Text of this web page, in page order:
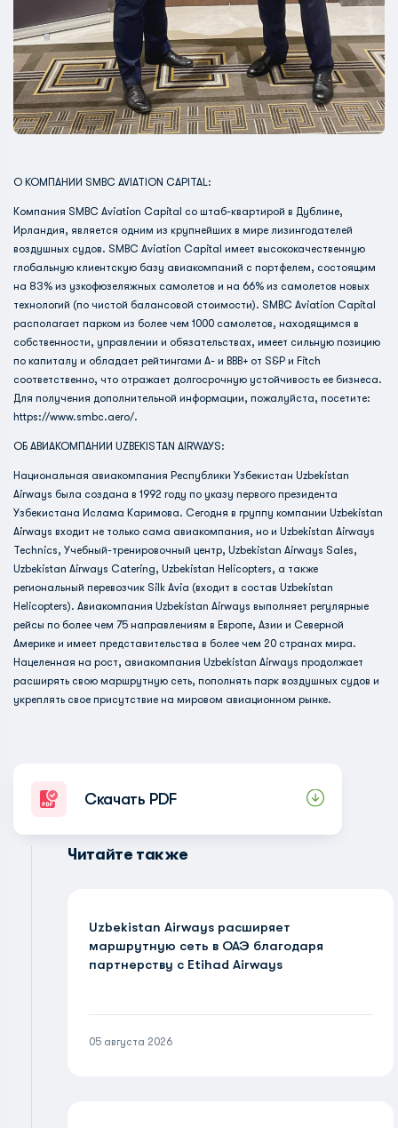
О КОМПАНИИ SMBC AVIATION CAPITAL:
Компания SMBC Aviation Capital со штаб-квартирой в Дублине,
Ирландия, является одним из крупнейших в мире лизингодателей
воздушных судов. SMBC Aviation Capital имеет высококачественную
глобальную клиентскую базу авиакомпаний с портфелем, состоящим
на 83% из узкофюзеляжных самолетов и на 66% из самолетов новых
технологий (по чистой балансовой стоимости). SMBC Aviation Capital
располагает парком из более чем 1000 самолетов, находящимся в
собственности, управлении и обязательствах, имеет сильную позицию
по капиталу и обладает рейтингами A- и BBB+ от S&P и Fitch
соответственно, что отражает долгосрочную устойчивость ее бизнеса.
Для получения дополнительной информации, пожалуйста, посетите:
https://www.smbc.aero/.
ОБ АВИАКОМПАНИИ UZBEKISTAN AIRWAYS:
Национальная авиакомпания Республики Узбекистан Uzbekistan
Airways была создана в 1992 году по указу первого президента
Узбекистана Ислама Каримова. Сегодня в группу компании Uzbekistan
Airways входит не только сама авиакомпания, но и Uzbekistan Airways
Technics, Учебный-тренировочный центр, Uzbekistan Airways Sales,
Uzbekistan Airways Catering, Uzbekistan Helicopters, а также
региональный перевозчик Silk Avia (входит в состав Uzbekistan
Helicopters). Авиакомпания Uzbekistan Airways выполняет регулярные
рейсы по более чем 75 направлениям в Европе, Азии и Северной
Америке и имеет представительства в более чем 20 странах мира.
Нацеленная на рост, авиакомпания Uzbekistan Airways продолжает
расширять свою маршрутную сеть, пополнять парк воздушных судов и
укреплять свое присутствие на мировом авиационном рынке.
Скачать PDF
Читайте также
Uzbekistan Airways расширяет
маршрутную сеть в ОАЭ благодаря
партнерству с Etihad Airways
05 августа 2026